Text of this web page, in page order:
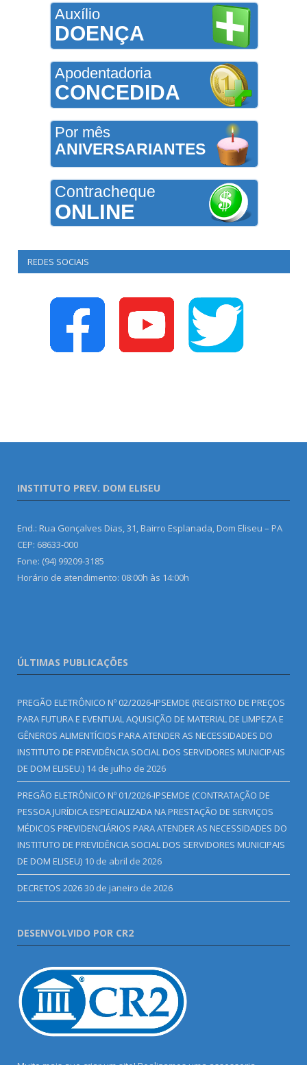
Auxílio
DOENÇA
Apodentadoria
CONCEDIDA
Por mês
ANIVERSARIANTES
Contracheque
ONLINE
REDES SOCIAIS
INSTITUTO PREV. DOM ELISEU
End.: Rua Gonçalves Dias, 31, Bairro Esplanada, Dom Eliseu – PA
CEP: 68633-000
Fone: (94) 99209-3185
Horário de atendimento: 08:00h às 14:00h
ÚLTIMAS PUBLICAÇÕES
PREGÃO ELETRÔNICO Nº 02/2026-IPSEMDE (REGISTRO DE PREÇOS
PARA FUTURA E EVENTUAL AQUISIÇÃO DE MATERIAL DE LIMPEZA E
GÊNEROS ALIMENTÍCIOS PARA ATENDER AS NECESSIDADES DO
INSTITUTO DE PREVIDÊNCIA SOCIAL DOS SERVIDORES MUNICIPAIS
DE DOM ELISEU.) 14 de julho de 2026
PREGÃO ELETRÔNICO Nº 01/2026-IPSEMDE (CONTRATAÇÃO DE
PESSOA JURÍDICA ESPECIALIZADA NA PRESTAÇÃO DE SERVIÇOS
MÉDICOS PREVIDENCIÁRIOS PARA ATENDER AS NECESSIDADES DO
INSTITUTO DE PREVIDÊNCIA SOCIAL DOS SERVIDORES MUNICIPAIS
DE DOM ELISEU) 10 de abril de 2026
DECRETOS 202630 de janeiro de 2026
DESENVOLVIDO POR CR2